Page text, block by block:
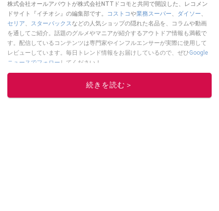
株式会社オールアバウトが株式会社NTTドコモと共同で開設した、レコメン
ドサイト『イチオシ』の編集部です。
コストコや業務スーパー、 ダイソー、
セリア、 スターバックスなどの人気ショップの隠れた名品を、コラムや動画
を通してご紹介。話題のグルメやマニアが紹介するアウトドア情報も満載で
す。配信しているコンテンツは専門家やインフルエンサーが実際に使用して
レビューしています。毎日トレンド情報をお届けしているので、ぜひGoogle
ニュースでフォロー してください！
続きを読む＞